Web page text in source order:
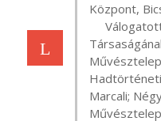
L
Központ,
Marcali;